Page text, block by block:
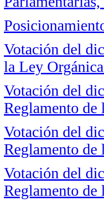
Votación del
la Ley
Votación del
Reglamento de
Votación del
Reglamento de
Votación del
Reglamento de